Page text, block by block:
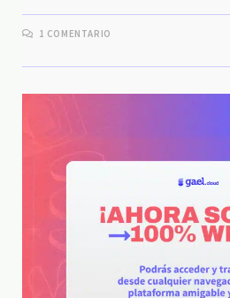
1 COMENTARIO